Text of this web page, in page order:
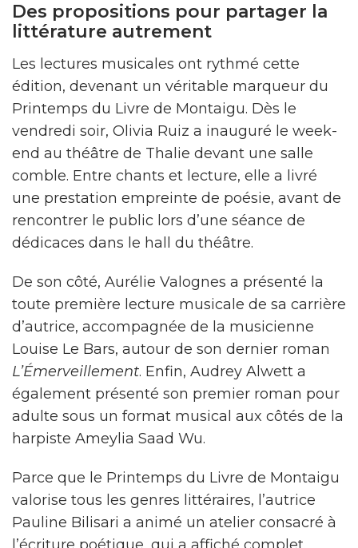
Des propositions pour partager la
littérature autrement
Les lectures musicales ont rythmé cette
édition, devenant un véritable marqueur du
Printemps du Livre de Montaigu. Dès le
vendredi soir, Olivia Ruiz a inauguré le week-
end au théâtre de Thalie devant une salle
comble. Entre chants et lecture, elle a livré
une prestation empreinte de poésie, avant de
rencontrer le public lors d’une séance de
dédicaces dans le hall du théâtre.
De son côté, Aurélie Valognes a présenté la
toute première lecture musicale de sa carrière
d’autrice, accompagnée de la musicienne
Louise Le Bars, autour de son dernier roman
L’Émerveillement. Enfin, Audrey Alwett a
également présenté son premier roman pour
adulte sous un format musical aux côtés de la
harpiste Ameylia Saad Wu.
Parce que le Printemps du Livre de Montaigu
valorise tous les genres littéraires, l’autrice
Pauline Bilisari a animé un atelier consacré à
l’écriture poétique, qui a affiché complet.